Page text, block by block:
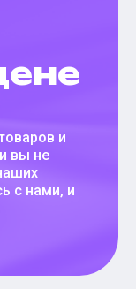
и
вы не
с нами, и